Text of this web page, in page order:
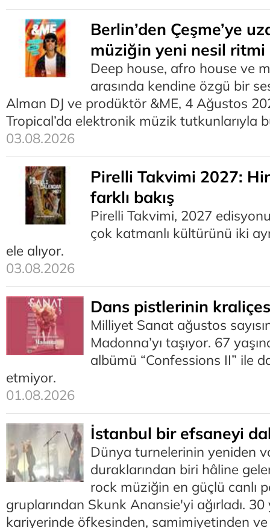
Berlin’den Çeşme’ye
müziğin yeni nesil ritmi
Deep house, afro house ve
arasında kendine özgü bir
Alman DJ ve prodüktör &ME, 4 Ağustos
Tropical’da elektronik müzik tutkunlarıyla
03.08.2026
Pirelli Takvimi 2027:
farklı bakış
Pirelli Takvimi, 2027
çok katmanlı kültürünü iki
ele alıyor.
03.08.2026
Dans pistlerinin
Milliyet Sanat ağustos
Madonna’yı taşıyor. 67
albümü “Confessions II” ile
etmiyor.
01.08.2026
İstanbul bir efsaneyi
Dünya turnelerinin yeniden
duraklarından biri hâline
rock müziğin en güçlü canlı
gruplarından Skunk Anansie'yi ağırladı. 30
kariyerinde öfkesinden, samimiyetinden